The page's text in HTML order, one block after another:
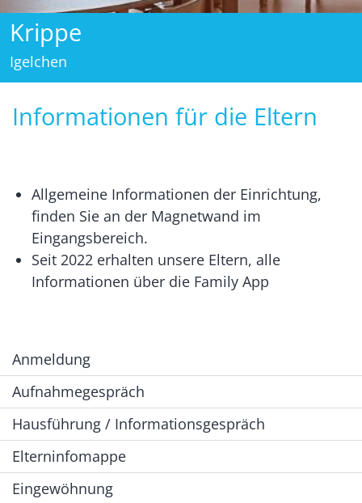
Krippe
Igelchen
Informationen für die Eltern
Allgemeine Informationen der Einrichtung,
finden Sie an der Magnetwand im
Eingangsbereich.
Seit 2022 erhalten unsere Eltern, alle
Informationen über die Family App
Anmeldung
Aufnahmegespräch
Hausführung / Informationsgespräch
Elterninfomappe
Eingewöhnung